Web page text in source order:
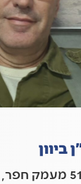
ביוון
אני, אופיר הררי, בן 51